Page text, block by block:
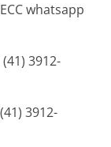
whatsapp
3912-
3912-